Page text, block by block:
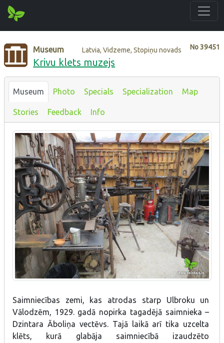
No39451
Museum Latvia, Vidzeme, Stopiņu novads
Krivu klets muzejs
Museum Photo Specials Specialization Map
Stories Feedback Info
Saimniecības zemi, kas atrodas starp Ulbroku un
Vālodzēm, 1929. gadā nopirka tagadējā saimnieka –
Dzintara Āboliņa vectēvs. Tajā laikā arī tika uzcelta
klēts, kurā glabāja saimniecībā izaudzēto